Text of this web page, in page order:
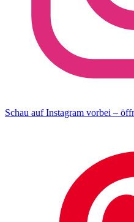
Schau auf Instagram vorbei –